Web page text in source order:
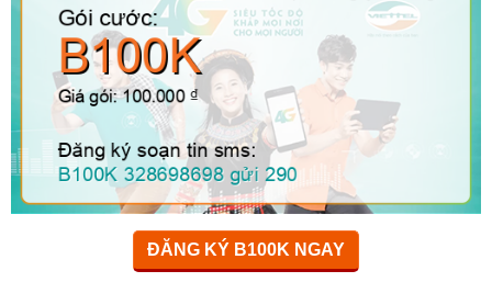
ĐĂNG KÝ B100K NGAY